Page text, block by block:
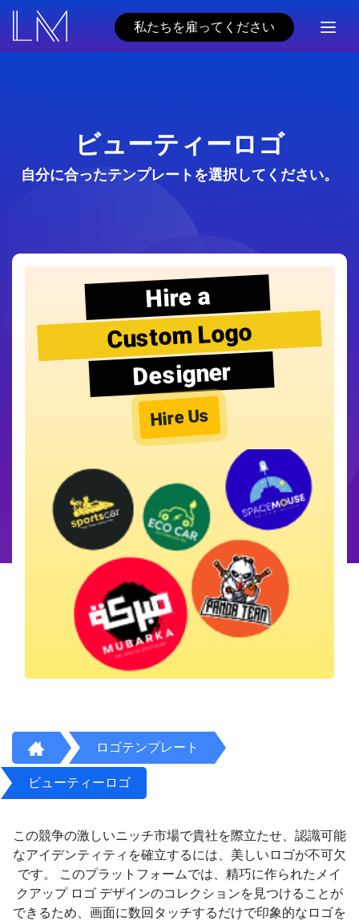
私たちを雇ってください
ビューティーロゴ
自分に合ったテンプレートを選択してください。
Hire a
Custom Logo
Designer
Hire Us
ロゴテンプレート
ビューティーロゴ
この競争の激しいニッチ市場で貴社を際立たせ、認識可能
なアイデンティティを確立するには、美しいロゴが不可欠
です。 このプラットフォームでは、精巧に作られたメイ
クアップ ロゴ デザインのコレクションを見つけることが
できるため、画面に数回タッチするだけで印象的なロゴを